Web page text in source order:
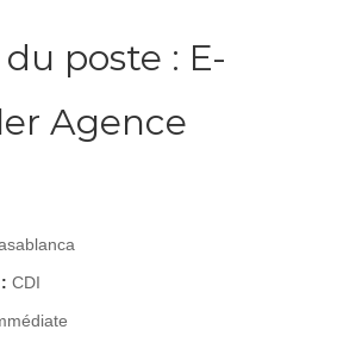
poste : E-
Agence
CDI